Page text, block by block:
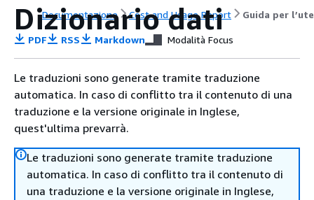
Documentazione Cost and Usage Report Guida per
Dizionario dati
PDF RSS Markdown Modalità Focus
Le traduzioni sono generate tramite traduzione
automatica. In caso di conflitto tra il contenuto di una
traduzione e la versione originale in Inglese,
quest'ultima prevarrà.
Le traduzioni sono generate tramite traduzione
automatica. In caso di conflitto tra il contenuto di
una traduzione e la versione originale in Inglese,